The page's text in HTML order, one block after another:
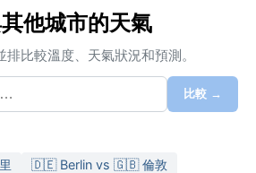
他城市的天氣
比較溫度、天氣狀況和預測。
比較 →
🇩🇪 Berlin vs 🇬🇧 倫敦